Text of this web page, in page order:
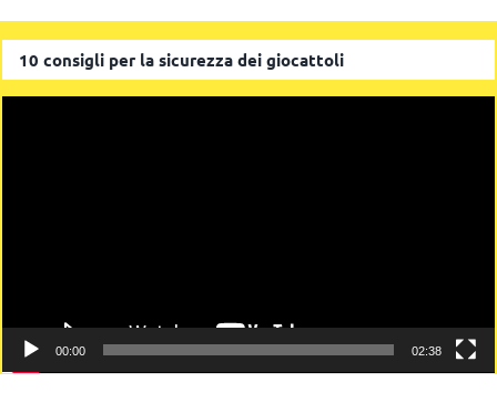
10 consigli per la sicurezza dei giocattoli
00:00 02:38